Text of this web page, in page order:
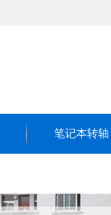
笔记本转轴